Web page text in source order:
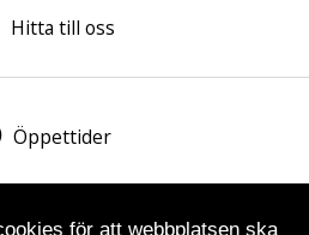
för att webbplatsen ska
Hitta till oss
Öppettider